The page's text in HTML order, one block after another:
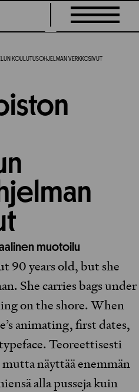
KOULUTUSOHJELMAN VERKKOSIVUT
muotoilu
90 years old, but she
She carries bags under
on the shore. When
animating, first dates,
Teoreettisesti
näyttää enemmän
alla pusseja kuin